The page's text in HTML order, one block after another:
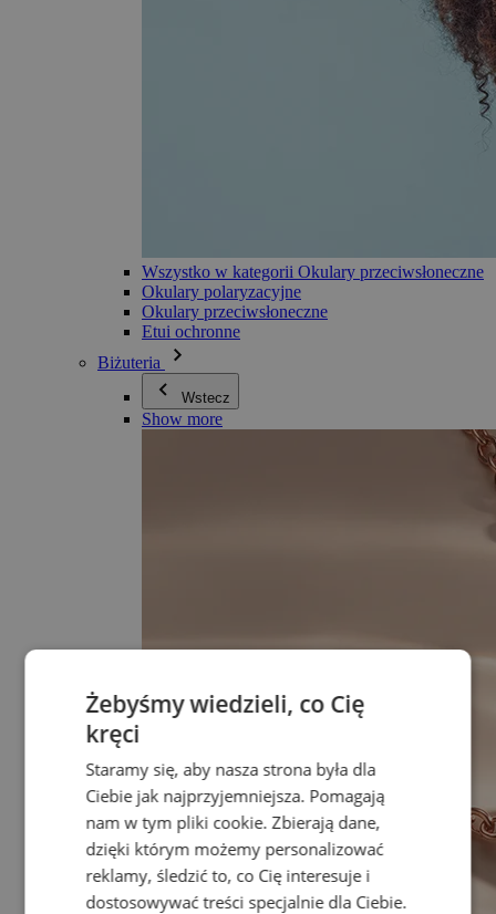
Wszystko w kategorii Okulary przeciwsłoneczne
Okulary polaryzacyjne
Okulary przeciwsłoneczne
Etui ochronne
Biżuteria
Wstecz
Show more
Żebyśmy wiedzieli, co Cię
kręci
Staramy się, aby nasza strona była dla
Ciebie jak najprzyjemniejsza. Pomagają
nam w tym pliki cookie. Zbierają dane,
dzięki którym możemy personalizować
reklamy, śledzić to, co Cię interesuje i
dostosowywać treści specjalnie dla Ciebie.